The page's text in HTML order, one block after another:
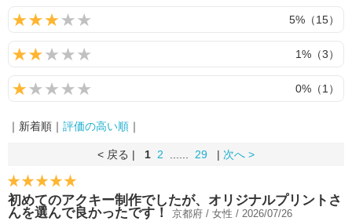
5%（15）
1%（3）
0%（1）
｜新着順｜ 評価の高い順 ｜
< 戻る | 1 2 29 | 次へ >
初めてのアクキー制作でしたが、オリジナルプリントさ
んを選んで良かったです！
京都府 / 女性 / 2026/07/26